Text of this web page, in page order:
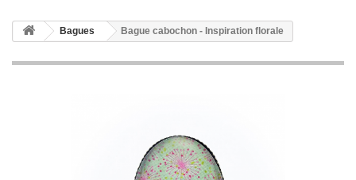
Bagues Bague cabochon - Inspiration florale